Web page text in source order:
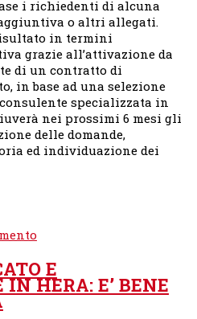
i richiedenti di alcuna
o altri allegati.
in termini
grazie all’attivazione da
di un contratto di
in base ad una selezione
specializzata in
nei prossimi 6 mesi gli
delle domande,
ed individuazione dei
su
MILIONI
DI
EURO
E
HERA: E’ BENE